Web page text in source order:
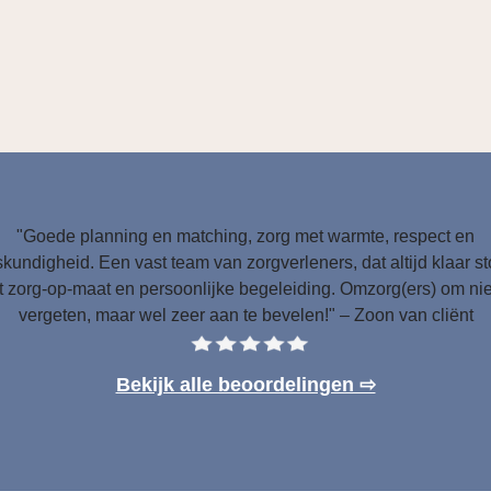
"Goede planning en matching, zorg met warmte, respect en
Een vast team van zorgverleners, dat altijd klaar
zorg-op-maat en persoonlijke begeleiding. Omzorg(ers) om
vergeten, maar wel zeer aan te bevelen!" – Zoon van cliënt
Bekijk alle beoordelingen ⇨